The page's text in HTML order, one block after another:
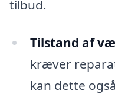
tilbud.
Tilstand af
kræver
kan dette